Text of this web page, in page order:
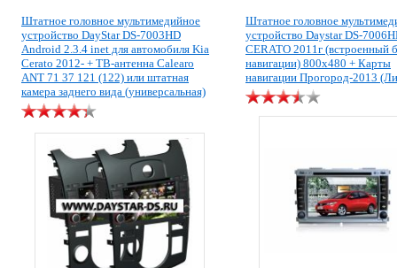
Штатное головное мультимедийное
устройство DayStar DS-7003HD
Android 2.3.4 inet для автомобиля Kia
Cerato 2012- + ТВ-антенна Calearo
ANT 71 37 121 (122) или штатная
камера заднего вида (универсальная)
Штатное головное
устройство Daystar DS-
CERATO 2011г (встроенный
навигации) 800х480 + Карты
навигации Прогород-2013